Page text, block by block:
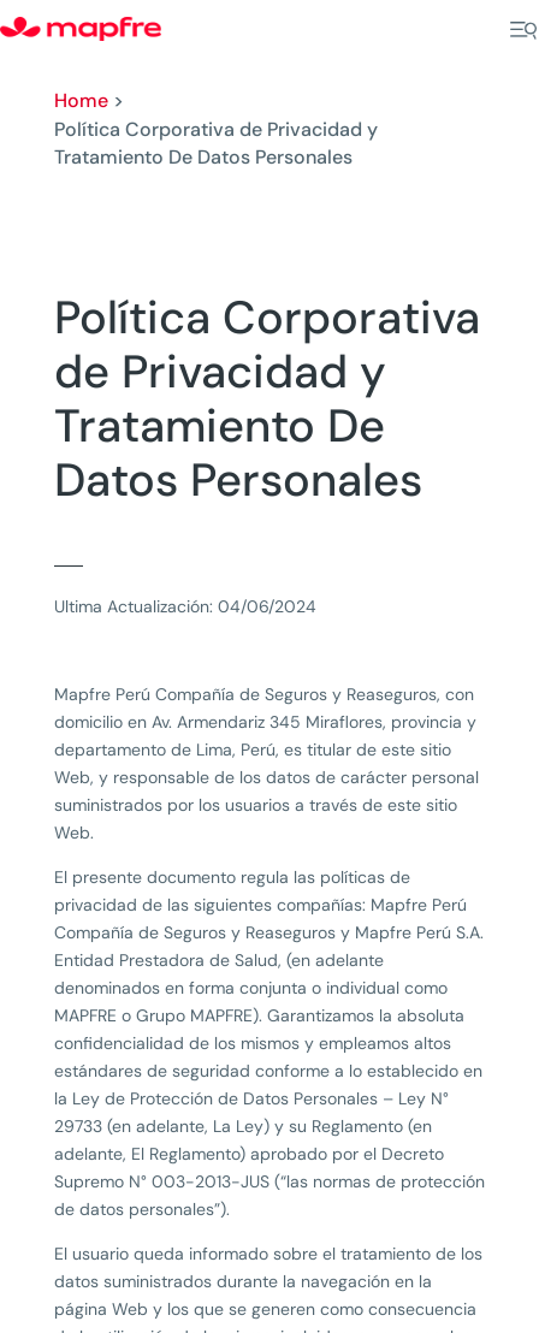
Home>
Política Corporativa de Privacidad y
Tratamiento De Datos Personales
Política Corporativa
de Privacidad y
Tratamiento De
Datos Personales
Ultima Actualización: 04/06/2024
Mapfre Perú Compañía de Seguros y Reaseguros, con
domicilio en Av. Armendariz 345 Miraflores, provincia y
departamento de Lima, Perú, es titular de este sitio
Web, y responsable de los datos de carácter personal
suministrados por los usuarios a través de este sitio
Web.
El presente documento regula las políticas de
privacidad de las siguientes compañías: Mapfre Perú
Compañía de Seguros y Reaseguros y Mapfre Perú S.A.
Entidad Prestadora de Salud, (en adelante
denominados en forma conjunta o individual como
MAPFRE o Grupo MAPFRE). Garantizamos la absoluta
confidencialidad de los mismos y empleamos altos
estándares de seguridad conforme a lo establecido en
la Ley de Protección de Datos Personales – Ley N°
29733 (en adelante, La Ley) y su Reglamento (en
adelante, El Reglamento) aprobado por el Decreto
Supremo N° 003-2013-JUS (“las normas de protección
de datos personales”).
El usuario queda informado sobre el tratamiento de los
datos suministrados durante la navegación en la
página Web y los que se generen como consecuencia